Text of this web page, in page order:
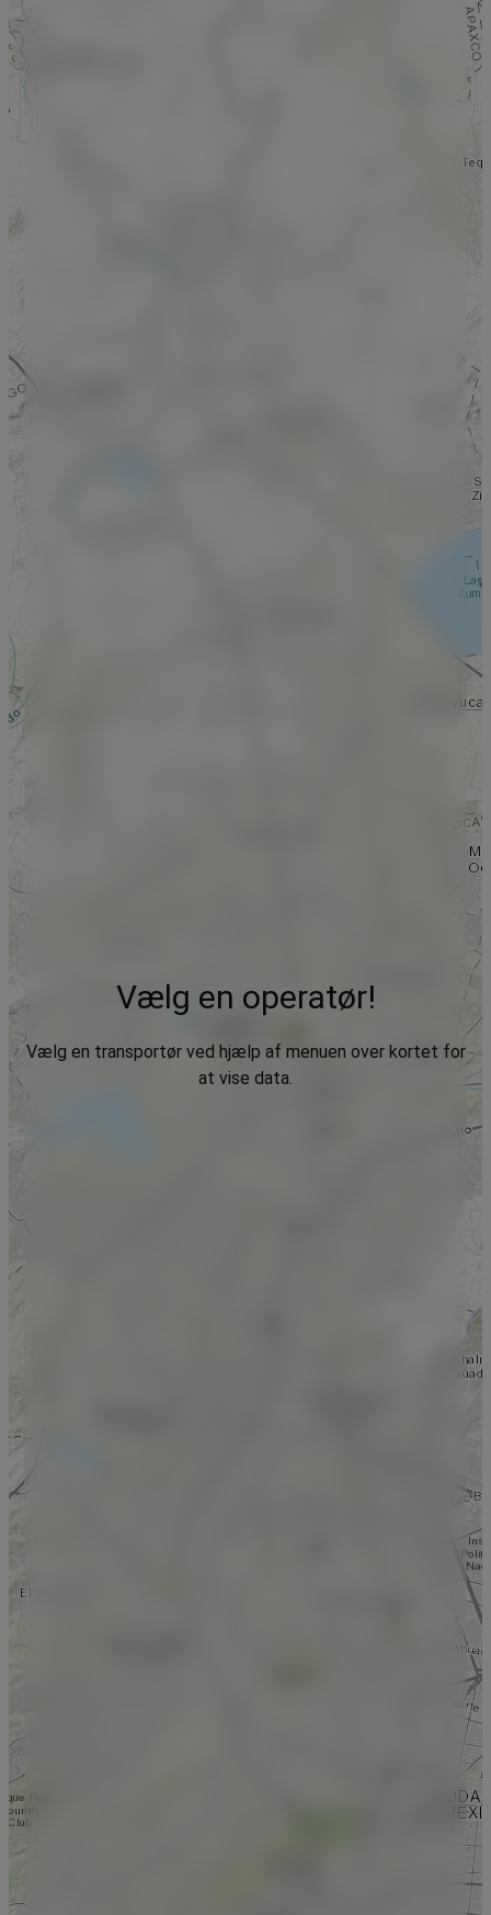
Vælg en operatør!
Vælg en transportør ved hjælp af menuen over kortet for
at vise data.